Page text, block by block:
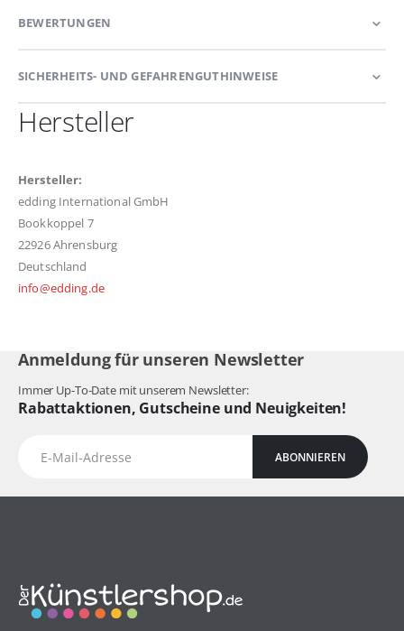
BEWERTUNGEN
SICHERHEITS- UND GEFAHRENGUTHINWEISE
Hersteller
Hersteller:
edding International GmbH
Bookkoppel 7
22926 Ahrensburg
Deutschland
info@edding.de
Anmeldung für unseren Newsletter
Immer Up-To-Date mit unserem Newsletter:
Rabattaktionen, Gutscheine und Neuigkeiten!
ABONNIEREN